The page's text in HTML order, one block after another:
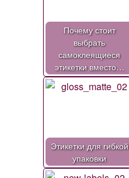
Почему стоит
выбрать
самоклеящиеся
этикетки вместо…
Этикетки для гибкой
упаковки